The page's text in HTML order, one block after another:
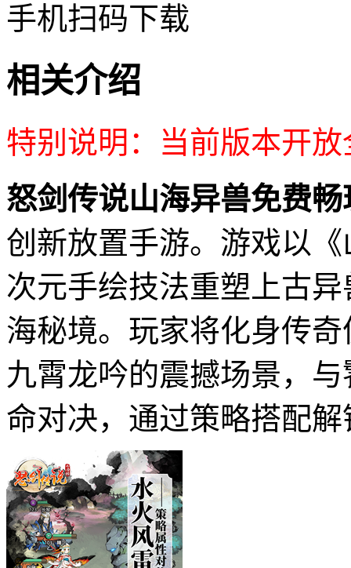
手机扫码下载
相关介绍
特别说明：当前版本开
怒剑传说山海异兽免费畅
创新放置手游。游戏以
次元手绘技法重塑上古
海秘境。玩家将化身传
九霄龙吟的震撼场景，
命对决，通过策略搭配